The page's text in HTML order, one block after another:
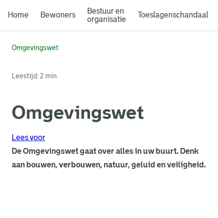
Home Bewoners
Bestuur en
organisatie
Toeslagenschandaal
Omgevingswet
Leestijd: 2 min
Omgevingswet
Lees voor
De Omgevingswet gaat over alles in uw buurt. Denk
aan bouwen, verbouwen, natuur, geluid en veiligheid.